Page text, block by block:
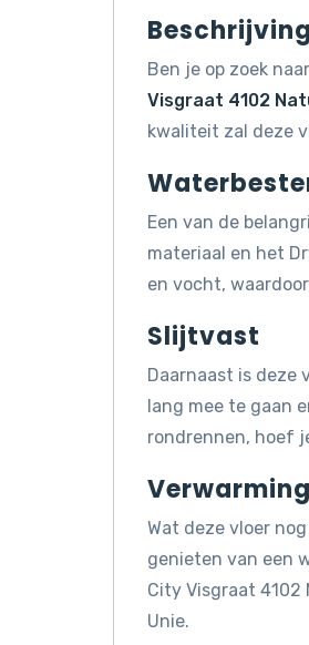
Beschrijving
Ben je op zoek
Visgraat 4102
kwaliteit zal deze
Een van de
materiaal en het
en vocht,
Slijtvast
Daarnaast is deze
lang mee te gaan
rondrennen, hoef
Wat deze vloer
genieten van een
City Visgraat 4102
Unie.